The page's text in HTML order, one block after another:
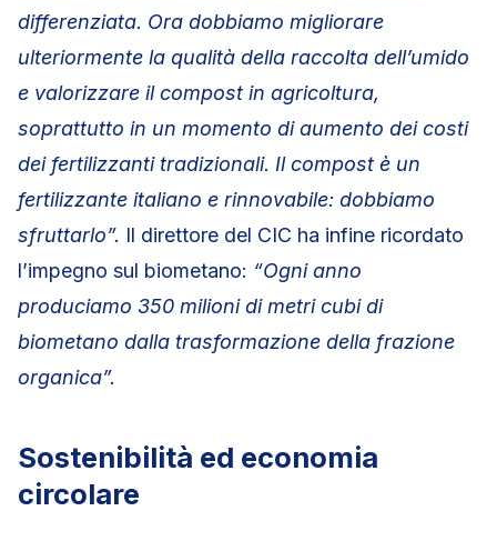
differenziata. Ora dobbiamo migliorare
ulteriormente la qualità della raccolta dell’umido
e valorizzare il compost in agricoltura,
soprattutto in un momento di aumento dei costi
dei fertilizzanti tradizionali. Il compost è un
fertilizzante italiano e rinnovabile: dobbiamo
sfruttarlo”. Il direttore del CIC ha infine ricordato
l’impegno sul biometano: “Ogni anno
produciamo 350 milioni di metri cubi di
biometano dalla trasformazione della frazione
organica”.
Sostenibilità ed economia
circolare